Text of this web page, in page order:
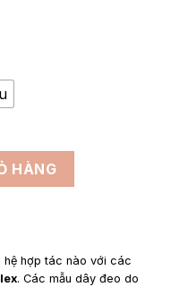
Date Just - Dây Da Cá
HÀNG
hệ hợp tác nào với các
. Các mẫu dây đeo do